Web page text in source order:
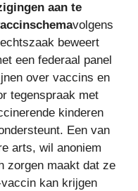
aan te
volgens
beweert
een federaal panel
over vaccins en
tegenspraak met
kinderen
Een van
arts, wil anoniem
zorgen maakt dat ze
kan krijgen